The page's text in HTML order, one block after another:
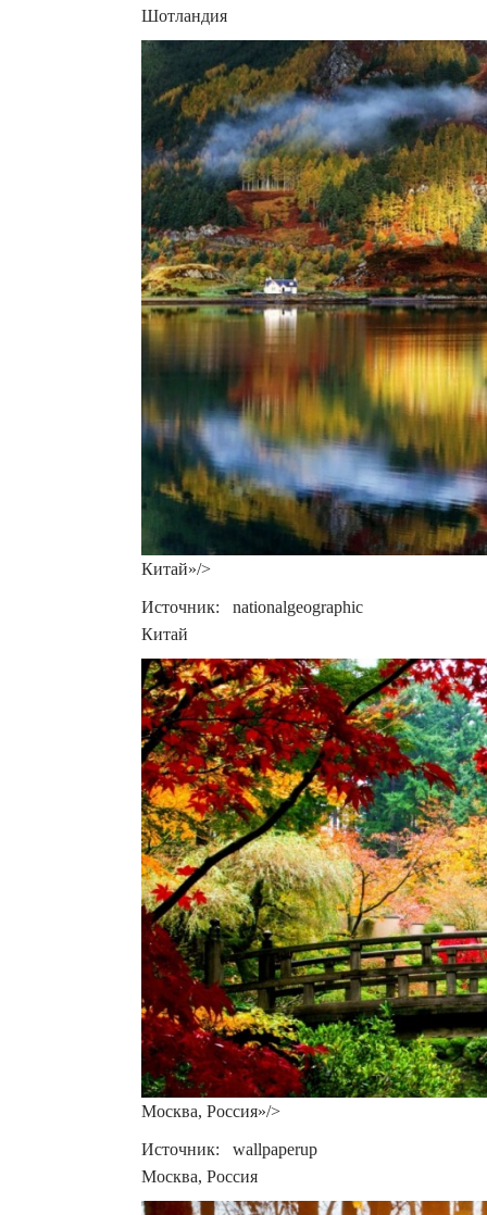
Шотландия
Китай»/>
Источник: nationalgeographic
Китай
Москва, Россия»/>
Источник: wallpaperup
Москва, Россия